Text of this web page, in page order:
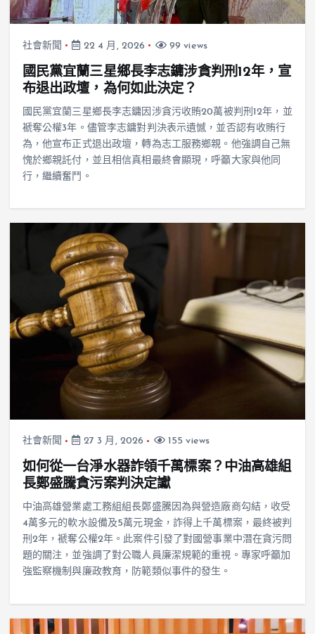
社會新聞 22 4 月, 2026 99 views
國民黨宜蘭三星鄉長李志鏞涉貪判刑12年，宣
布退出政壇，為何如此決定？
國民黨宜蘭三星鄉長李志鏞因涉貪污收賄20萬被判刑12年，並
褫奪公權3年。儘管李志鏞對判決表示遺憾，並否認有收賄行
為，他宣布正式退出政壇，轉為志工服務鄉親。他強調自己無
愧於鄉親託付，並且相信真相最終會顯現，呼籲大家與他同
行，繼續奮鬥。
社會新聞 27 3 月, 2026 155 views
如何從一台淨水器詐領千萬標案？中油高雄組
長鄭盛騰貪污案判決定讞
中油高雄營業處工務組組長鄭盛騰因為與營造廠商勾結，收受
4萬多元的軟水設備及5萬元現金，詐得上千萬標案，最終被判
刑2年，褫奪公權2年。此案件引發了對國營事業中潛在貪污問
題的關注，並強調了對公職人員廉潔規範的重視。專家呼籲加
強監察機制與廉政教育，防範類似事件的發生。